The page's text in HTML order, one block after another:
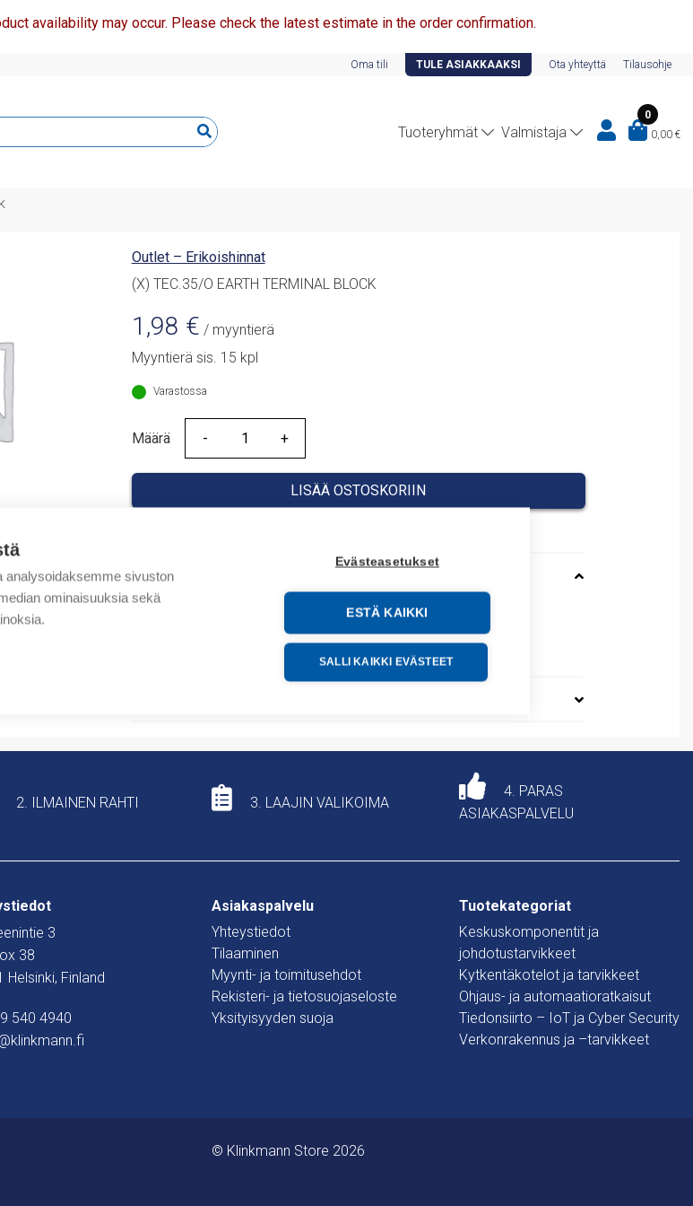
analysoidaksemme sivuston
ominaisuuksia sekä
Evästeasetukset
ESTÄ KAIKKI
SALLI KAIKKI EVÄSTEET
availability may occur. Please check the latest estimate in the order confirmation.
Oma tili TULE ASIAKKAAKSI Ota yhteyttä Tilausohje
Tuoteryhmät Valmistaja
0
0,00 €
Outlet – Erikoishinnat
(X) TEC.35/O EARTH TERMINAL BLOCK
1,98 € / myyntierä
Myyntierä sis. 15 kpl
Varastossa
Määrä
Määrä
LISÄÄ OSTOSKORIIN
Tuotekoodit
Tuotteen tullikoodi: 85369010
2. ILMAINEN RAHTI 3. LAAJIN VALIKOIMA
4. PARAS
ASIAKASPALVELU
3
38
Helsinki, Finland
540 4940
Asiakaspalvelu
Yhteystiedot
Tilaaminen
Myynti- ja toimitusehdot
Rekisteri- ja tietosuojaseloste
Yksityisyyden suoja
Tuotekategoriat
Keskuskomponentit ja
johdotustarvikkeet
Kytkentäkotelot ja tarvikkeet
Ohjaus- ja automaatioratkaisut
Tiedonsiirto – IoT ja Cyber Security
Verkonrakennus ja –tarvikkeet
© Klinkmann Store 2026